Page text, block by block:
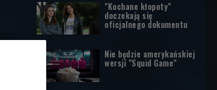
"Kochane kłopoty"
doczekają się
oficjalnego dokumentu
Nie będzie amerykańskiej
wersji "Squid Game"